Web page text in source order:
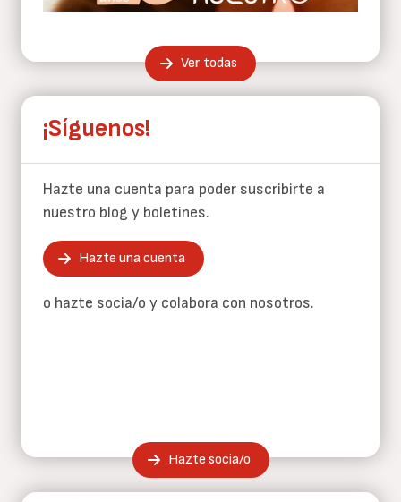
Ver todas
¡Síguenos!
Hazte una cuenta para poder suscribirte a
nuestro blog y boletines.
Hazte una cuenta
o hazte socia/o y colabora con nosotros.
Hazte socia/o